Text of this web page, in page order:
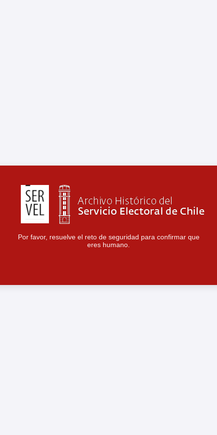
Por favor, resuelve el reto de seguridad para confirmar que
eres humano.